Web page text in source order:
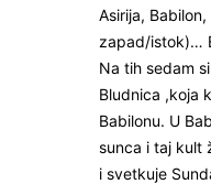
Asirija,
zapad/istok)…
Na tih sedam
Bludnica ,koja
Babilonu. U
sunca i taj kult
i svetkuje